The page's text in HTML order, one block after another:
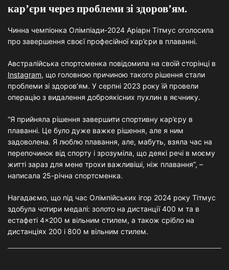
кар’єри через проблеми зі здоров’ям.
Чинна чемпіонка Олімпіади-2024 Аріарн Тітмус оголосила
про завершення своєї професійної кар’єри в плаванні.
Австралійська спортсменка повідомила на своїй сторінці в
Instagram, що головною причиною такого рішення стали
проблеми зі здоров’ям. У серпні 2023 року їй провели
операцію з видалення доброякісних пухлин в яєчнику.
“Я прийняла рішення завершити спортивну кар’єру в
плаванні. Це було дуже важке рішення, але я ним
задоволена. Я люблю плавання, але, мабуть, взяла час на
перепочинок від спорту і зрозуміла, що деякі речі в моєму
житті зараз для мене трохи важливіші, ніж плавання”, –
написала 25-річна спортсменка.
Нагадаємо, що під час Олімпійських ігор 2024 року Тітмус
здобула чотири медалі: золото на дистанції 400 м та в
естафеті 4×200 м вільним стилем, а також срібло на
дистанціях 200 і 800 м вільним стилем.